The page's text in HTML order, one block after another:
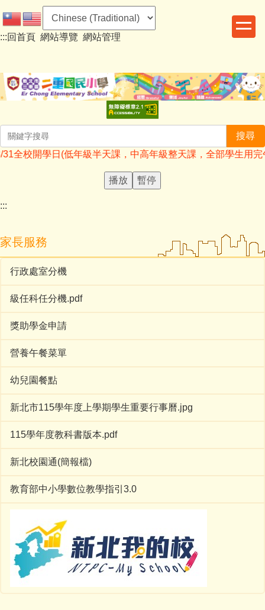
到
主
容
區
:::回首頁 網站導覽 網站管理
搜尋
半天課，中高年級整天課，全部學生用完午餐放學大約
播放 暫停
:::
家長服務
行政處室分機
級任科任分機.pdf
獎助學金申請
營養午餐菜單
幼兒園餐點
新北市115學年度上學期學生重要行事曆.jpg
115學年度教科書版本.pdf
新北校園通(簡報檔)
教育部中小學數位教學指引3.0